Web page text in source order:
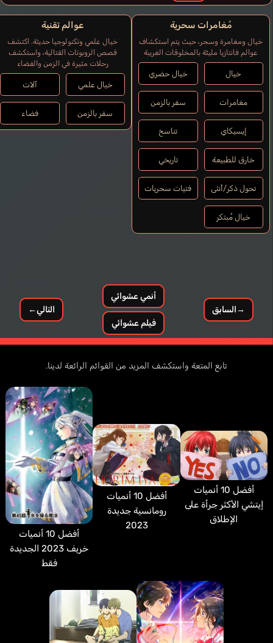
مُغامرات سحرية
خيال ومغامرة وسحر، حيث يتم استكشاف
عوالم فانتازيا مليئة بالمخلوقات الغريبة
خيال خيال حضري
مغامرات سفر بالزمن
إيسيكاي تناسخ
خارق للطبيعة تاريخي
تحول ذكر/أنثى فتيات سحريات
خيال مُبتكر
عوالم تقنية
خيال علمي وتكنولوجيا حديثة. اكتشف
قصص الروبوتات القتالية، واستكشف
رحلات مثيرة في الزمن والفضاء
خيال علمي آلات
سفر بالزمن فضاء
→السابق
أنمي عشوائي
فيلم عشوائي
التالي←
تابع المتعة واستكشف المزيد من القوائم الرائعة لدينا.
أفضل 10 أنميات
إيتشي الأكثر جرأة على
الإطلاق
أفضل 10 أنميات
رومانسية جديدة
2023
أفضل 10 أنميات
خريف 2023 الجديدة
فقط